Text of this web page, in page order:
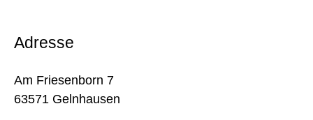
Adresse
Am Friesenborn 7
63571 Gelnhausen